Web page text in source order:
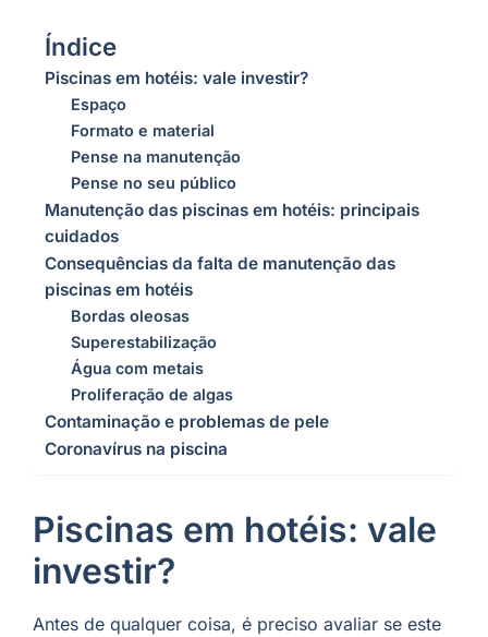
Índice
Piscinas em hotéis: vale investir?
Espaço
Formato e material
Pense na manutenção
Pense no seu público
Manutenção das piscinas em hotéis: principais
cuidados
Consequências da falta de manutenção das
piscinas em hotéis
Bordas oleosas
Superestabilização
Água com metais
Proliferação de algas
Contaminação e problemas de pele
Coronavírus na piscina
Piscinas em hotéis: vale
investir?
Antes de qualquer coisa, é preciso avaliar se este